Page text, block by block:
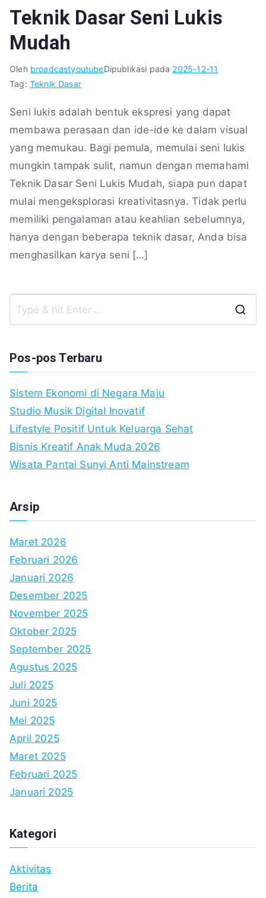
Teknik Dasar Seni Lukis
Mudah
Oleh broadcastyoutubeDipublikasi pada 2025-12-11
Tag: Teknik Dasar
Seni lukis adalah bentuk ekspresi yang dapat
membawa perasaan dan ide-ide ke dalam visual
yang memukau. Bagi pemula, memulai seni lukis
mungkin tampak sulit, namun dengan memahami
Teknik Dasar Seni Lukis Mudah, siapa pun dapat
mulai mengeksplorasi kreativitasnya. Tidak perlu
memiliki pengalaman atau keahlian sebelumnya,
hanya dengan beberapa teknik dasar, Anda bisa
menghasilkan karya seni […]
Pos-pos Terbaru
Sistem Ekonomi di Negara Maju
Studio Musik Digital Inovatif
Lifestyle Positif Untuk Keluarga Sehat
Bisnis Kreatif Anak Muda 2026
Wisata Pantai Sunyi Anti Mainstream
Arsip
Maret 2026
Februari 2026
Januari 2026
Desember 2025
November 2025
Oktober 2025
September 2025
Agustus 2025
Juli 2025
Juni 2025
Mei 2025
April 2025
Maret 2025
Februari 2025
Januari 2025
Kategori
Aktivitas
Berita